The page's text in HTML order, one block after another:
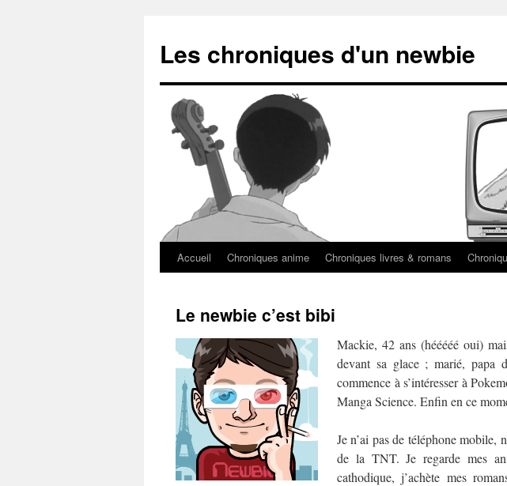
Les chroniques d'un newbie
Accueil Chroniques anime Chroniques livres & romans
Le newbie c’est bibi
Mackie, 42 ans (hééééé oui)
devant sa glace ; marié, papa
commence à s’intéresser à
Manga Science. Enfin en ce
Je n’ai pas de téléphone mobile,
de la TNT. Je regarde mes
cathodique, j’achète mes